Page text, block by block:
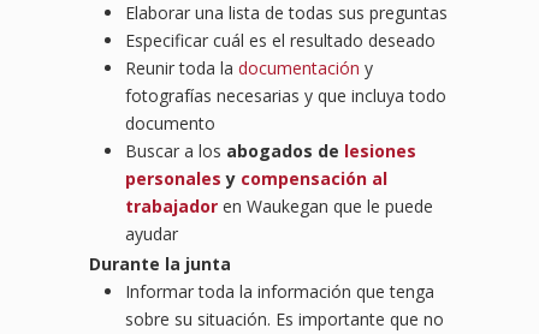
Elaborar una lista de todas sus preguntas
Especificar cuál es el resultado deseado
Reunir toda la documentación y
fotografías necesarias y que incluya todo
documento
Buscar a los abogados de lesiones
personales y compensación al
trabajador en Waukegan que le puede
ayudar
Durante la junta
Informar toda la información que tenga
sobre su situación. Es importante que no